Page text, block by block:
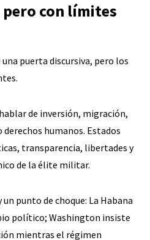
con límites
puerta discursiva, pero los
de inversión, migración,
humanos. Estados
transparencia, libertades y
de la élite militar.
punto de choque: La Habana
político; Washington insiste
mientras el régimen